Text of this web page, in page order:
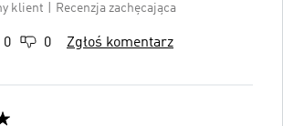
klient
Recenzja zachęcająca
0 0 Zgłoś komentarz